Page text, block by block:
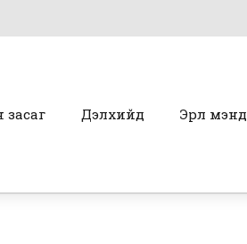
засаг Дэлхийд Эрүүл мэнд